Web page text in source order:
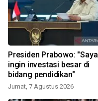
Presiden Prabowo: "Saya
ingin investasi besar di
bidang pendidikan"
Jumat, 7 Agustus 2026